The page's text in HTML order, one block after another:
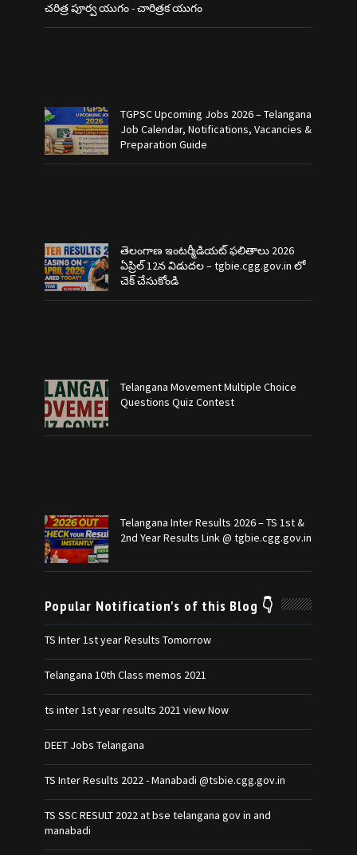
చరిత్ర పూర్వ యుగం - చారిత్రక యుగం
TGPSC Upcoming Jobs 2026 – Telangana
Job Calendar, Notifications, Vacancies &
Preparation Guide
తెలంగాణ ఇంటర్మీడియట్ ఫలితాలు 2026
ఏప్రిల్ 12న విడుదల – tgbie.cgg.gov.in లో
చెక్ చేసుకోండి
Telangana Movement Multiple Choice
Questions Quiz Contest
Telangana Inter Results 2026 – TS 1st &
2nd Year Results Link @ tgbie.cgg.gov.in
Popular Notification's of this Blog 👇
TS Inter 1st year Results Tomorrow
Telangana 10th Class memos 2021
ts inter 1st year results 2021 view Now
DEET Jobs Telangana
TS Inter Results 2022 - Manabadi @tsbie.cgg.gov.in
TS SSC RESULT 2022 at bse telangana gov in and
manabadi